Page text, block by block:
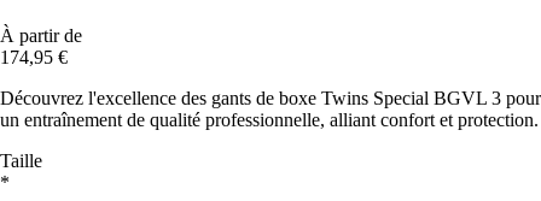
À partir de
174,95 €
Découvrez l'excellence des gants de boxe Twins Special BGVL 3 pour
un entraînement de qualité professionnelle, alliant confort et protection.
Taille
*